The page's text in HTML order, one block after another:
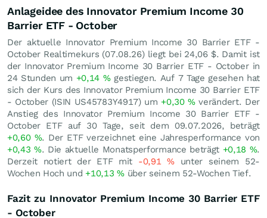
Anlageidee des Innovator Premium Income 30
Barrier ETF - October
Der aktuelle Innovator Premium Income 30 Barrier ETF -
October Realtimekurs (07.08.26) liegt bei 24,06 $. Damit ist
der Innovator Premium Income 30 Barrier ETF - October in
24 Stunden um +0,14 %gestiegen. Auf 7 Tage gesehen hat
sich der Kurs des Innovator Premium Income 30 Barrier ETF
- October (ISIN US45783Y4917) um +0,30%verändert. Der
Anstieg des Innovator Premium Income 30 Barrier ETF -
October ETF auf 30 Tage, seit dem 09.07.2026, beträgt
+0,60 %. Der ETF verzeichnet eine Jahresperformance von
+0,43%. Die aktuelle Monatsperformance beträgt +0,18 %.
Derzeit notiert der ETF mit -0,91%unter seinem 52-
Wochen Hoch und +10,13%über seinem 52-Wochen Tief.
Fazit zu Innovator Premium Income 30 Barrier ETF
- October